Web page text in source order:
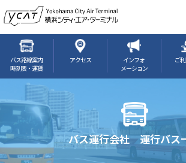
バス路線案内
時刻表・運賃
アクセス
インフォ
メーション
ご
バス運行会社 運行バス